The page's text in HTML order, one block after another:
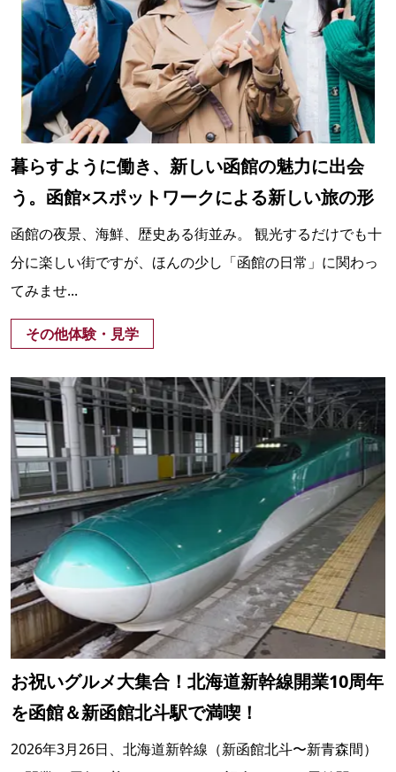
暮らすように働き、新しい函館の魅力に出会
う。函館×スポットワークによる新しい旅の形
函館の夜景、海鮮、歴史ある街並み。 観光するだけでも十
分に楽しい街ですが、ほんの少し「函館の日常」に関わっ
てみませ...
その他体験・見学
お祝いグルメ大集合！北海道新幹線開業10周年
を函館＆新函館北斗駅で満喫！
2026年3月26日、北海道新幹線（新函館北斗〜新青森間）